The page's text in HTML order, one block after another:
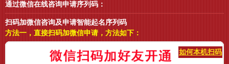
通过微信在线咨询申请序列码：
扫码加微信咨询及申请智能起名序列码
方法一，直接扫码加微信申请，方法如下：
如何本机扫码